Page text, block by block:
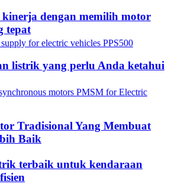
dengan memilih motor
tepat
listrik yang perlu Anda ketahui
Tradisional Yang Membuat
Baik
terbaik untuk kendaraan